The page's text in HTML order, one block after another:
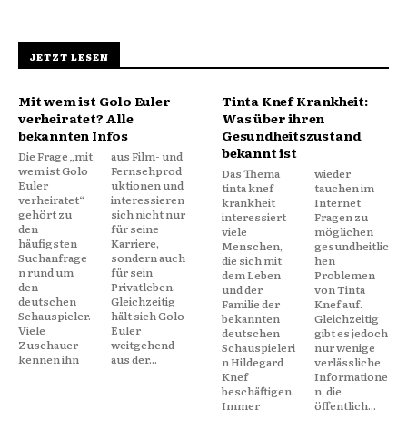
JETZT LESEN
Mit wem ist Golo Euler
verheiratet? Alle
bekannten Infos
Die Frage „mit
wem ist Golo
Euler
verheiratet“
gehört zu
den
häufigsten
Suchanfrage
n rund um
den
deutschen
Schauspieler.
Viele
Zuschauer
kennen ihn
aus Film- und
Fernsehprod
uktionen und
interessieren
sich nicht nur
für seine
Karriere,
sondern auch
für sein
Privatleben.
Gleichzeitig
hält sich Golo
Euler
weitgehend
aus der...
Tinta Knef Krankheit:
Was über ihren
Gesundheitszustand
bekannt ist
Das Thema
tinta knef
krankheit
interessiert
viele
Menschen,
die sich mit
dem Leben
und der
Familie der
bekannten
deutschen
Schauspieleri
n Hildegard
Knef
beschäftigen.
Immer
wieder
tauchen im
Internet
Fragen zu
möglichen
gesundheitlic
hen
Problemen
von Tinta
Knef auf.
Gleichzeitig
gibt es jedoch
nur wenige
verlässliche
Informatione
n, die
öffentlich...